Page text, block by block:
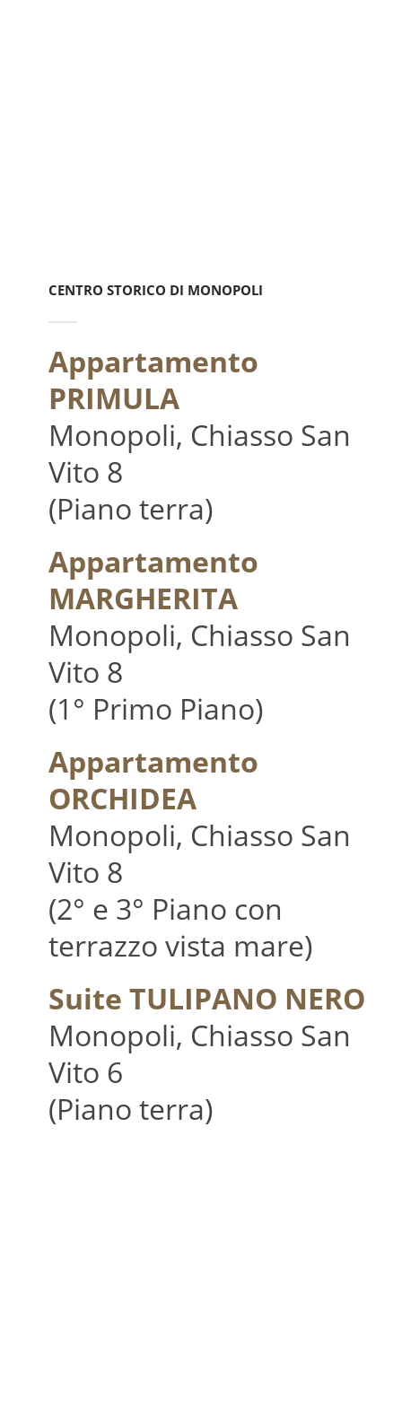
CENTRO STORICO DI MONOPOLI
Appartamento
PRIMULA
Monopoli, Chiasso San
Vito 8
(Piano terra)
Appartamento
MARGHERITA
Monopoli, Chiasso San
Vito 8
(1° Primo Piano)
Appartamento
ORCHIDEA
Monopoli, Chiasso San
Vito 8
(2° e 3° Piano con
terrazzo vista mare)
Suite TULIPANO NERO
Monopoli, Chiasso San
Vito 6
(Piano terra)